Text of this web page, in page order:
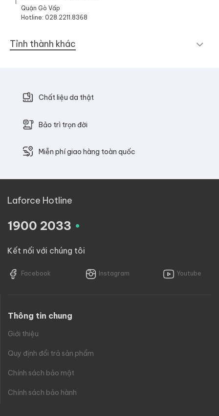
Quận Gò Vấp
Hotline: 028.2211.8368
Tỉnh thành khác
Chất liệu da thật
Bảo trì trọn đời
Miễn phí giao hàng toàn quốc
Laforce Hotline
1900 2033 .
Kết nối với chúng tôi
Facebook Instagram Youtube
Thông tin chung
Giới thiệu
Quy định đổi trả sản phẩm
Chính sách bảo mật
Chính sách bảo hành